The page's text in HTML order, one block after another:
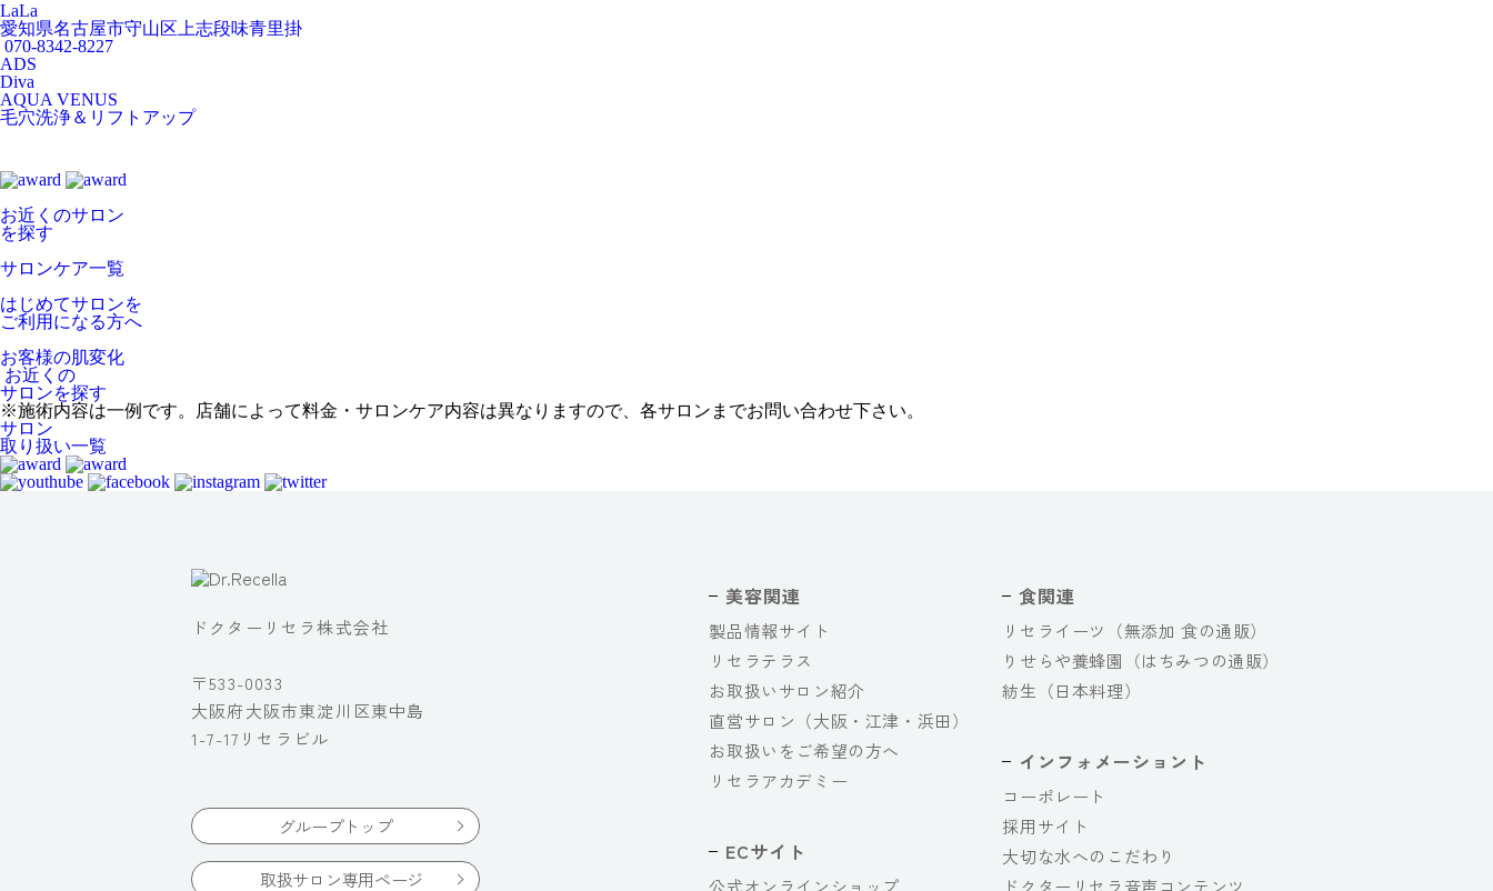
LaLa
愛知県名古屋市守山区上志段味青里掛
070-8342-8227
ADS
Diva
AQUA VENUS
毛穴洗浄＆リフトアップ
お近くのサロン
を探す
サロンケア一覧
はじめてサロンを
ご利用になる方へ
お客様の肌変化
お近くの
サロンを探す
※施術内容は一例です。店舗によって料金・サロンケア内容は異なりますので、各サロンまでお問い合わせ下さい。
サロン
取り扱い一覧
ドクターリセラ株式会社
〒533-0033
大阪府大阪市東淀川区東中島
1-7-17リセラビル
グループトップ
取扱サロン専用ページ
美容関連
製品情報サイト
リセラテラス
お取扱いサロン紹介
直営サロン（大阪・江津・浜田）
お取扱いをご希望の方へ
リセラアカデミー
ECサイト
公式オンラインショップ
食関連
リセライーツ（無添加 食の通販）
りせらや養蜂園（はちみつの通販）
紡生（日本料理）
インフォメーショント
コーポレート
採用サイト
大切な水へのこだわり
ドクターリセラ音声コンテンツ